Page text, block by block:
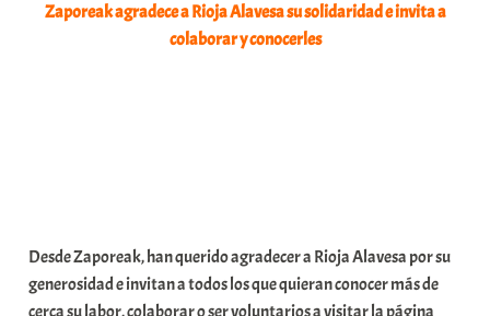
Zaporeak agradece a Rioja Alavesa su solidaridad e invita a
colaborar y conocerles
Desde Zaporeak, han querido agradecer a Rioja Alavesa por su
generosidad e invitan a todos los que quieran conocer más de
cerca su labor, colaborar o ser voluntarios a visitar la página